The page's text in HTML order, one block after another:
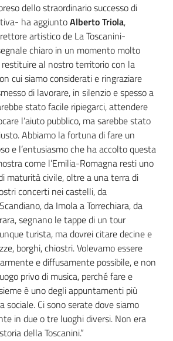
dello straordinario successo di
ha aggiuntoAlberto Triola,
artistico de La Toscanini-
chiaro in un momento molto
al nostro territorio con la
cui siamo considerati e ringraziare
di lavorare, in silenzio e spesso a
stato facile ripiegarci, attendere
l’aiuto pubblico, ma sarebbe stato
Abbiamo la fortuna di fare un
e l’entusiasmo che ha accolto questa
come l’Emilia-Romagna resti uno
maturità civile, oltre a una terra di
concerti nei castelli, da
da Imola a Torrechiara, da
segnano le tappe di un tour
turista, ma dovrei citare decine e
borghi, chiostri. Volevamo essere
e diffusamente possibile, e non
privo di musica, perché fare e
è uno degli appuntamenti più
sociale. Ci sono serate dove siamo
in due o tre luoghi diversi. Non era
della Toscanini.”